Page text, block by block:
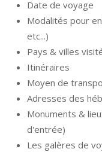
Date de voyage
Modalités pour
etc...)
Pays & villes
Itinéraires
Moyen de
Adresses des
Monuments &
d'entrée)
Les galères de